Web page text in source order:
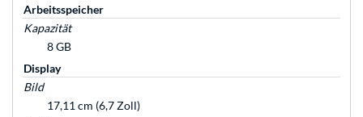
Arbeitsspeicher
Kapazität
8 GB
Display
Bild
17,11 cm (6,7 Zoll)